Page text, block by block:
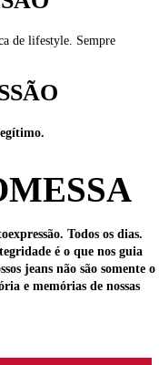
de lifestyle. Sempre
Todos os dias.
é o que nos guia
jeans não são somente o
e memórias de nossas